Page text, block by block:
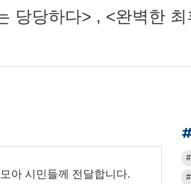
당당하다> , <완벽한
아 시민들께 전달합니다.